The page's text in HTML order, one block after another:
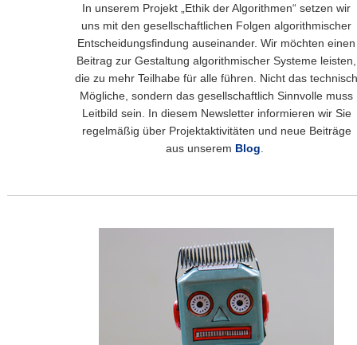
In unserem Projekt „Ethik der Algorithmen“ setzen wir
uns mit den gesellschaftlichen Folgen algorithmischer
Entscheidungsfindung auseinander. Wir möchten einen
Beitrag zur Gestaltung algorithmischer Systeme leisten,
die zu mehr Teilhabe für alle führen. Nicht das technisch
Mögliche, sondern das gesellschaftlich Sinnvolle muss
Leitbild sein. In diesem Newsletter informieren wir Sie
regelmäßig über Projektaktivitäten und neue Beiträge
aus unserem Blog